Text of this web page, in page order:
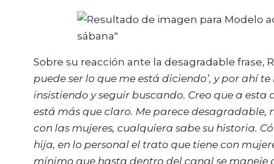
Sobre su reacción ante la desagradable frase,
puede ser lo que me está diciendo’, y por ahí
insistiendo y seguir buscando. Creo que a
está más que claro. Me parece
con las mujeres, cualquiera sabe su historia.
hija, en lo personal el trato que tiene con
mínimo que hasta dentro del canal se maneje